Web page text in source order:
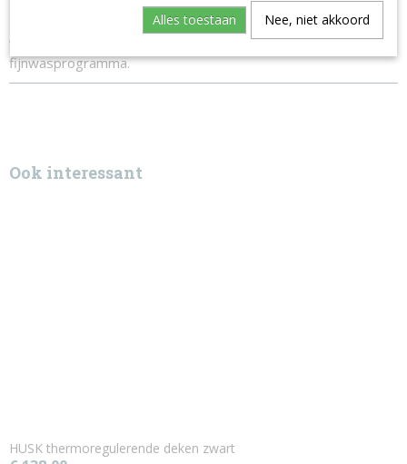
Wasvoorschriften: Machinewas tot 30°C op een
fijnwasprogramma.
Ook interessant
HUSK thermoregulerende deken zwart
Alles toestaan Nee, niet akkoord